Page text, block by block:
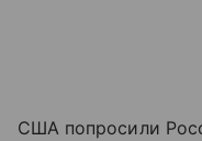
США попросили